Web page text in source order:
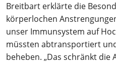
Breitbart erklärte die
körperlochen
unser Immunsystem auf
müssten abtransportiert
beheben. „Das schränkt die